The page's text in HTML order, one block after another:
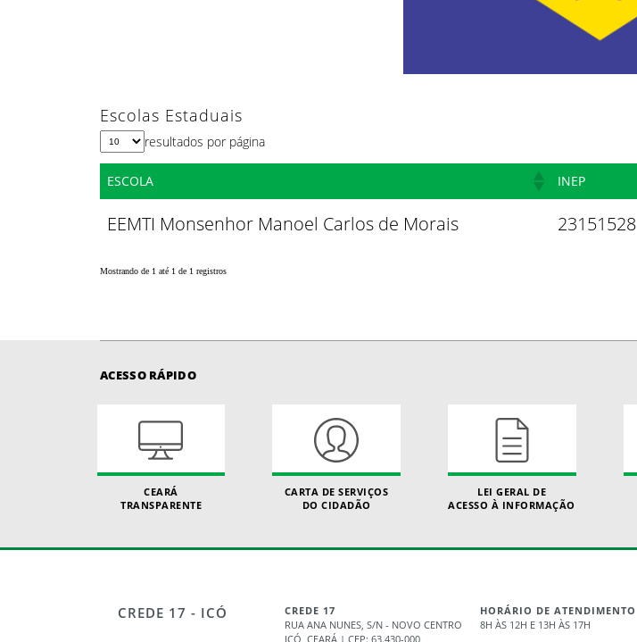
Escolas Estaduais
resultados por página
ESCOLA INEP
EEMTI Monsenhor Manoel Carlos de Morais 23151528
Mostrando de 1 até 1 de 1 registros
ACESSO RÁPIDO
CEARÁ
TRANSPARENTE
CARTA DE SERVIÇOS
DO CIDADÃO
LEI GERAL DE
ACESSO À INFORMAÇÃO
CREDE 17 - ICÓ
CREDE 17
RUA ANA NUNES, S/N - NOVO CENTRO
ICÓ, CEARÁ | CEP: 63.430-000
HORÁRIO DE ATENDIMENTO
8H ÀS 12H E 13H ÀS 17H